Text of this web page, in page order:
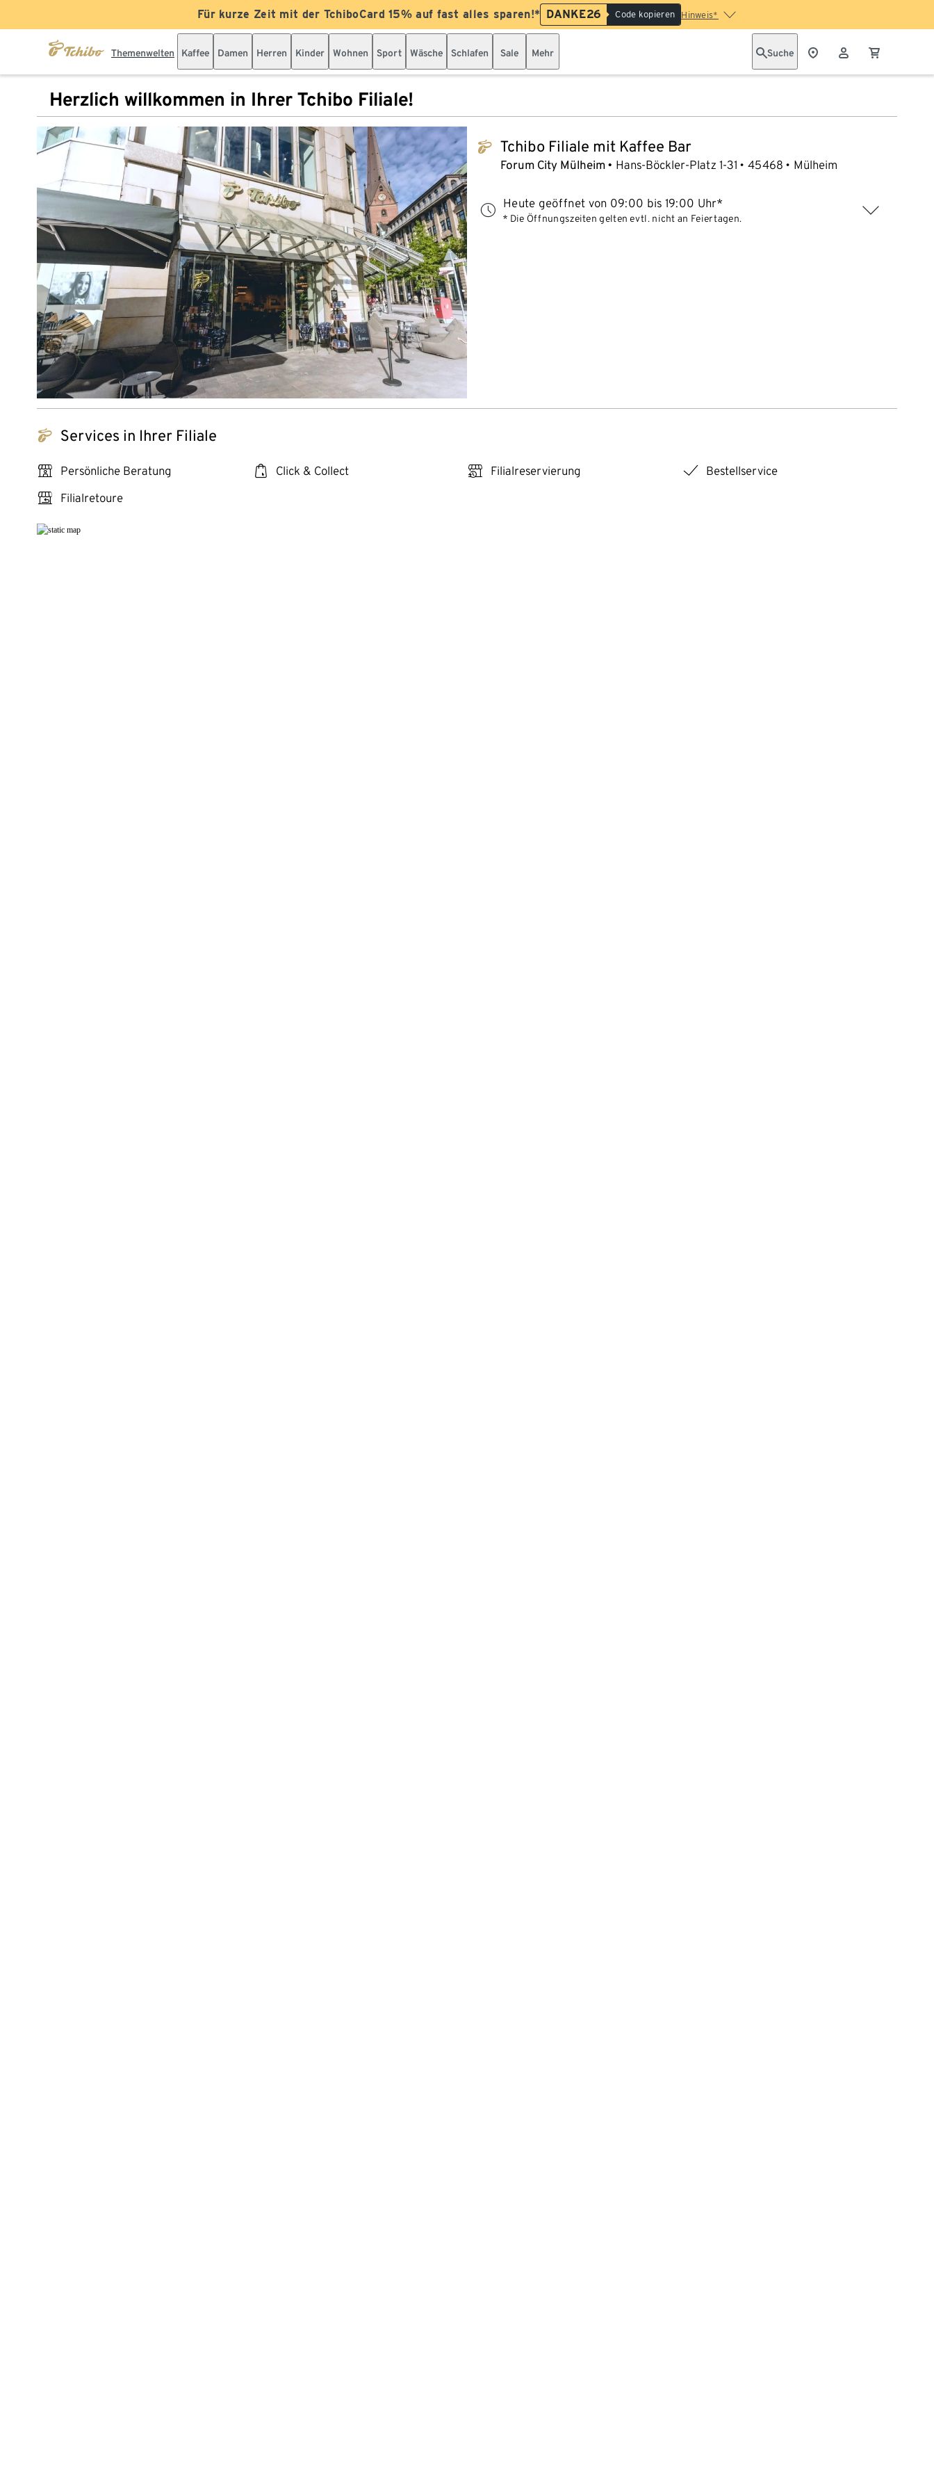
Für kurze Zeit mit der TchiboCard 15% auf fast alles sparen!* DANKE26 Code kopieren Hinweis*
Themenwelten Kaffee Damen Herren Kinder Wohnen Sport Wäsche Schlafen Sale Mehr Suche
Herzlich willkommen in Ihrer Tchibo Filiale!
tchibo_logo Tchibo Filiale mit Kaffee Bar
Forum City Mülheim Hans-Böckler-Platz 1-31 45468 Mülheim
Heute geöffnet von 09:00 bis 19:00 Uhr*
* Die Öffnungszeiten gelten evtl. nicht an Feiertagen.
tchibo_logo Services in Ihrer Filiale
personal_services Persönliche Beratung click_collect Click & Collect click_reserve_store Filialreservierung checkmark Bestellservice
store_return Filialretoure